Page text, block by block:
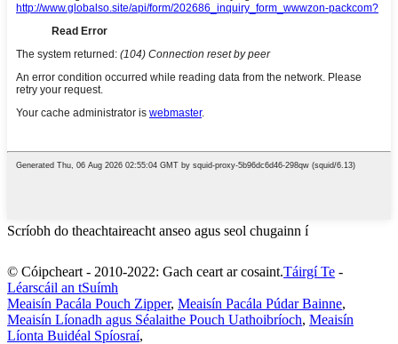
Scríobh do theachtaireacht anseo agus seol chugainn í
© Cóipcheart - 2010-2022: Gach ceart ar cosaint.Táirgí Te -
Léarscáil an tSuímh
Meaisín Pacála Pouch Zipper, Meaisín Pacála Púdar Bainne,
Meaisín Líonadh agus Séalaithe Pouch Uathoibríoch, Meaisín
Líonta Buidéal Spíosraí,